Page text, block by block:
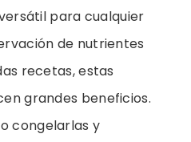
para cualquier
de nutrientes
recetas, estas
grandes beneficios.
congelarlas y